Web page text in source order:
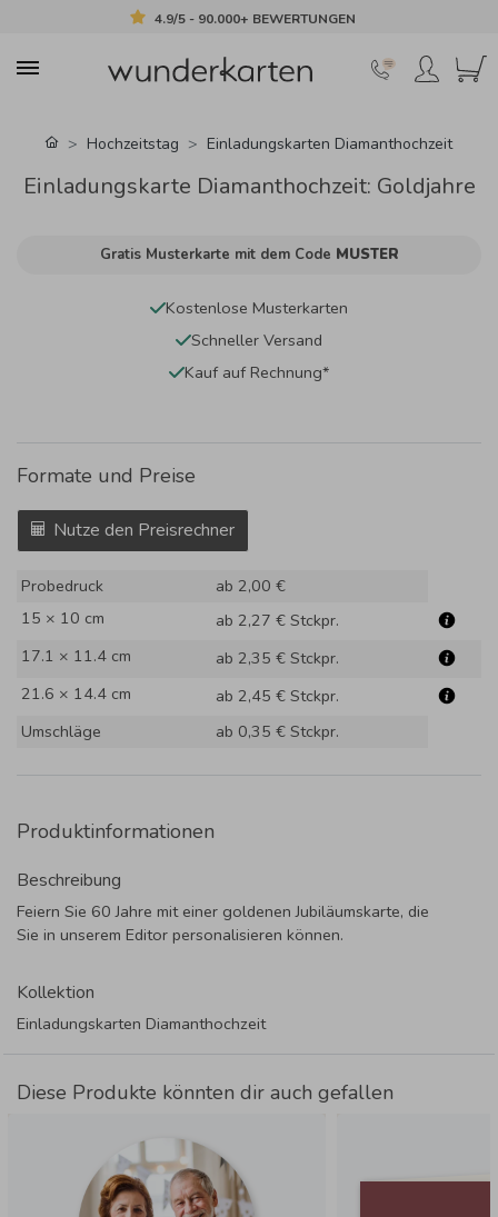
4.9/5 - 90.000+ BEWERTUNGEN
Hochzeitstag Einladungskarten Diamanthochzeit
Einladungskarte Diamanthochzeit: Goldjahre
Gratis Musterkarte mit dem Code MUSTER
Kostenlose Musterkarten
Schneller Versand
Kauf auf Rechnung*
Formate und Preise
Nutze den Preisrechner
Probedruck
ab 2,00 €
15 × 10 cm
ab 2,27 € Stckpr.
17.1 × 11.4 cm
ab 2,35 € Stckpr.
21.6 × 14.4 cm
ab 2,45 € Stckpr.
Umschläge
ab 0,35 € Stckpr.
Produktinformationen
Beschreibung
Feiern Sie 60 Jahre mit einer goldenen Jubiläumskarte, die
Sie in unserem Editor personalisieren können.
Kollektion
Einladungskarten Diamanthochzeit
Diese Produkte könnten dir auch gefallen